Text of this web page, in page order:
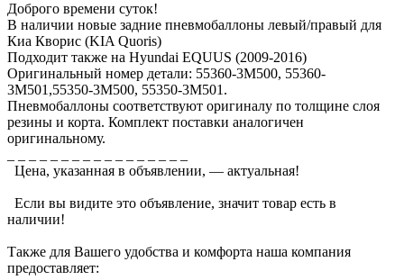
Доброго времени суток!
В наличии новые задние пневмобаллоны левый/правый для
Киа Кворис (KIA Quoris)
Подходит также на Hyundai EQUUS (2009-2016)
Оригинальный номер детали: 55360-3M500, 55360-
3M501,55350-3M500, 55350-3M501.
Пневмобаллоны соответствуют оригиналу по толщине слоя
резины и корта. Комплект поставки аналогичен
оригинальному.
Цена, указанная в объявлении, — актуальная!
Если вы видите это объявление, значит товар есть в
наличии!
Также для Вашего удобства и комфорта наша компания
предоставляет: